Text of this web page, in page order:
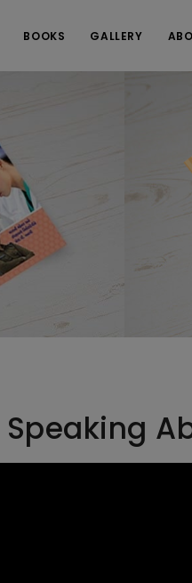
BOOKS GALLERY
Speaking